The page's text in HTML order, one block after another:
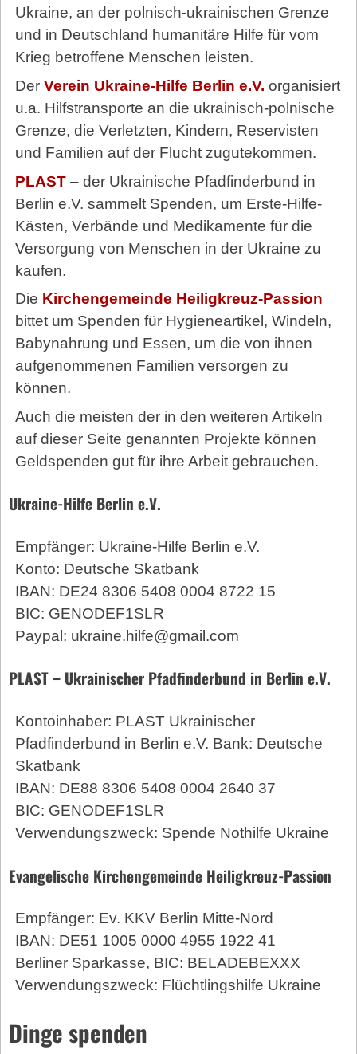
Ukraine, an der polnisch-ukrainischen Grenze
und in Deutschland humanitäre Hilfe für vom
Krieg betroffene Menschen leisten.
Der Verein Ukraine-Hilfe Berlin e.V. organisiert
u.a. Hilfstransporte an die ukrainisch-polnische
Grenze, die Verletzten, Kindern, Reservisten
und Familien auf der Flucht zugutekommen.
PLAST– der Ukrainische Pfadfinderbund in
Berlin e.V. sammelt Spenden, um Erste-Hilfe-
Kästen, Verbände und Medikamente für die
Versorgung von Menschen in der Ukraine zu
kaufen.
Die Kirchengemeinde Heiligkreuz-Passion
bittet um Spenden für Hygieneartikel, Windeln,
Babynahrung und Essen, um die von ihnen
aufgenommenen Familien versorgen zu
können.
Auch die meisten der in den weiteren Artikeln
auf dieser Seite genannten Projekte können
Geldspenden gut für ihre Arbeit gebrauchen.
Ukraine-Hilfe Berlin e.V.
Empfänger: Ukraine-Hilfe Berlin e.V.
Konto: Deutsche Skatbank
IBAN: DE24 8306 5408 0004 8722 15
BIC: GENODEF1SLR
Paypal: ukraine.hilfe@gmail.com
PLAST – Ukrainischer Pfadfinderbund in Berlin e.V.
Kontoinhaber: PLAST Ukrainischer
Pfadfinderbund in Berlin e.V. Bank: Deutsche
Skatbank
IBAN: DE88 8306 5408 0004 2640 37
BIC: GENODEF1SLR
Verwendungszweck: Spende Nothilfe Ukraine
Evangelische Kirchengemeinde Heiligkreuz-Passion
Empfänger: Ev. KKV Berlin Mitte-Nord
IBAN: DE51 1005 0000 4955 1922 41
Berliner Sparkasse, BIC: BELADEBEXXX
Verwendungszweck: Flüchtlingshilfe Ukraine
Dinge spenden